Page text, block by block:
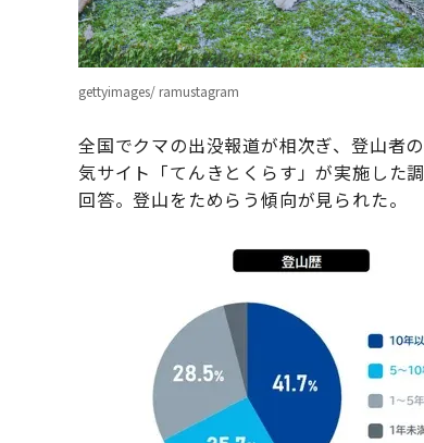
gettyimages/ ramustagram
全国でクマの出没報道が相次ぎ、登山者
気サイト「てんきとくらす」が実施した
回答。登山をためらう傾向が見られた。